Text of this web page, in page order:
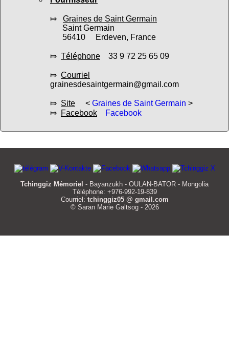
⤇ Graines de Saint Germain
Saint Germain
56410 Erdeven, France
⤇ Téléphone33 9 72 25 65 09
⤇ Courriel
grainesdesaintgermain@gmail.com
⤇ Site< Graines de Saint Germain >
⤇ Facebook Facebook
Tchinggiz Mémoriel - Bayanzukh - OULAN-BATOR - Mongolia
Téléphone: +976-992-19-839
Courriel: tchinggiz05 @ gmail.com
© Saran Marie Galtsog - 2026